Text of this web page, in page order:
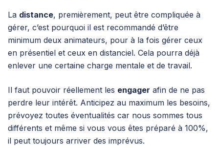
La distance, premièrement, peut être compliquée à
gérer, c’est pourquoi il est recommandé d’être
minimum deux animateurs, pour à la fois gérer ceux
en présentiel et ceux en distanciel. Cela pourra déjà
enlever une certaine charge mentale et de travail.
Il faut pouvoir réellement les engager afin de ne pas
perdre leur intérêt. Anticipez au maximum les besoins,
prévoyez toutes éventualités car nous sommes tous
différents et même si vous vous êtes préparé à 100%,
il peut toujours arriver des imprévus.